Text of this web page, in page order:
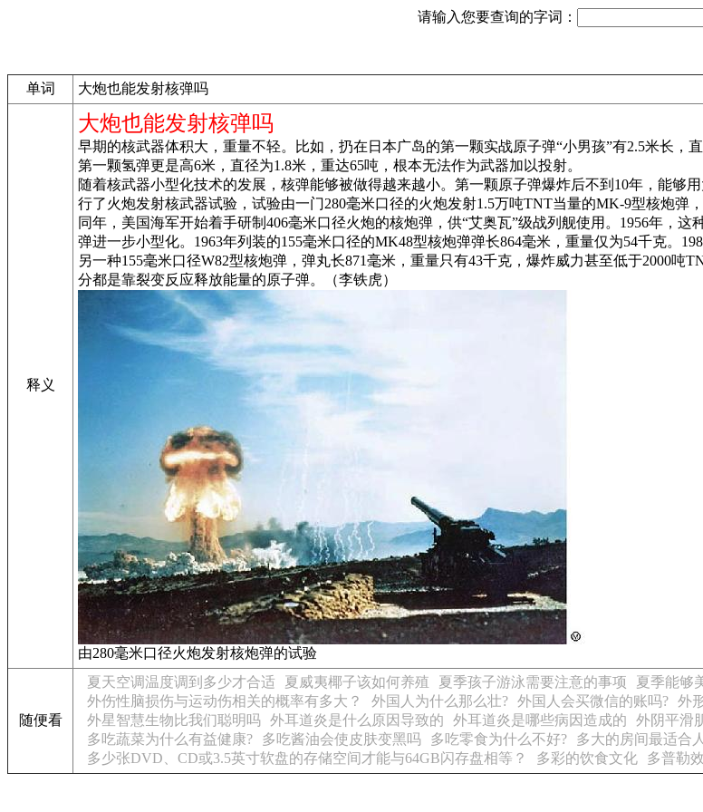
请输入您要查询的字词：
单词 大炮也能发射核弹吗
释义
大炮也能发射核弹吗
早期的核武器体积大，重量不轻。比如，扔在日本广岛的第一颗实战原子弹“小男孩”有2.5米长，
第一颗氢弹更是高6米，直径为1.8米，重达65吨，根本无法作为武器加以投射。
随着核武器小型化技术的发展，核弹能够被做得越来越小。第一颗原子弹爆炸后不到10年，能够
行了火炮发射核武器试验，试验由一门280毫米口径的火炮发射1.5万吨TNT当量的MK-9型核炮弹
同年，美国海军开始着手研制406毫米口径火炮的核炮弹，供“艾奥瓦”级战列舰使用。1956年，
弹进一步小型化。1963年列装的155毫米口径的MK48型核炮弹弹长864毫米，重量仅为54千克。
另一种155毫米口径W82型核炮弹，弹丸长871毫米，重量只有43千克，爆炸威力甚至低于2000吨
分都是靠裂变反应释放能量的原子弹。（李铁虎）
由280毫米口径火炮发射核炮弹的试验
随便看
夏天空调温度调到多少才合适 夏威夷椰子该如何养殖 夏季孩子游泳需要注意的事项 夏季能够
外伤性脑损伤与运动伤相关的概率有多大？
外国人为什么那么壮? 外国人会买微信的账吗? 外
外星智慧生物比我们聪明吗 外耳道炎是什么原因导致的 外耳道炎是哪些病因造成的 外阴平滑
多吃蔬菜为什么有益健康?
多吃酱油会使皮肤变黑吗 多吃零食为什么不好? 多大的房间最适合
多少张DVD、CD或3.5英寸软盘的存储空间才能与64GB闪存盘相等？
多彩的饮食文化 多普勒